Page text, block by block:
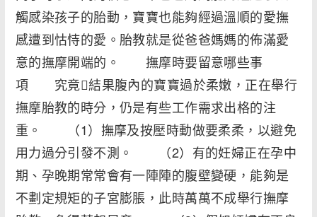
觸感染孩子的胎動，寶寶也能夠經過溫順的愛撫
感遭到怙恃的愛。胎教就是從爸爸媽媽的佈滿愛
意的撫摩開端的。 撫摩時要留意哪些事
項 究竟結果腹內的寶寶過於柔嫩，正在舉行
撫摩胎教的時分，仍是有些工作需求出格的注
重。 （1）撫摩及按壓時動做要柔柔，以避免
用力過分引發不測。 （2）有的妊婦正在孕中
期、孕晚期常常會有一陣陣的腹壁變硬，能夠是
不劃定規矩的子宮膨脹，此時萬萬不成舉行撫摩